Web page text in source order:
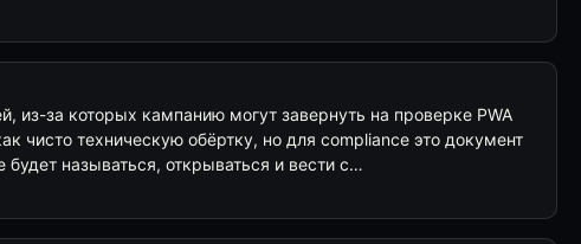
из-за которых кампанию могут завернуть на проверке PWA
чисто техническую обёртку, но для compliance это документ
называться, открываться и вести с…